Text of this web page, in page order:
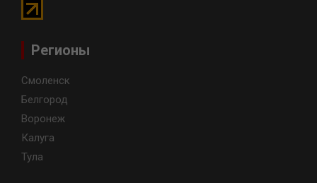
Регионы
Смоленск
Белгород
Воронеж
Калуга
Тула